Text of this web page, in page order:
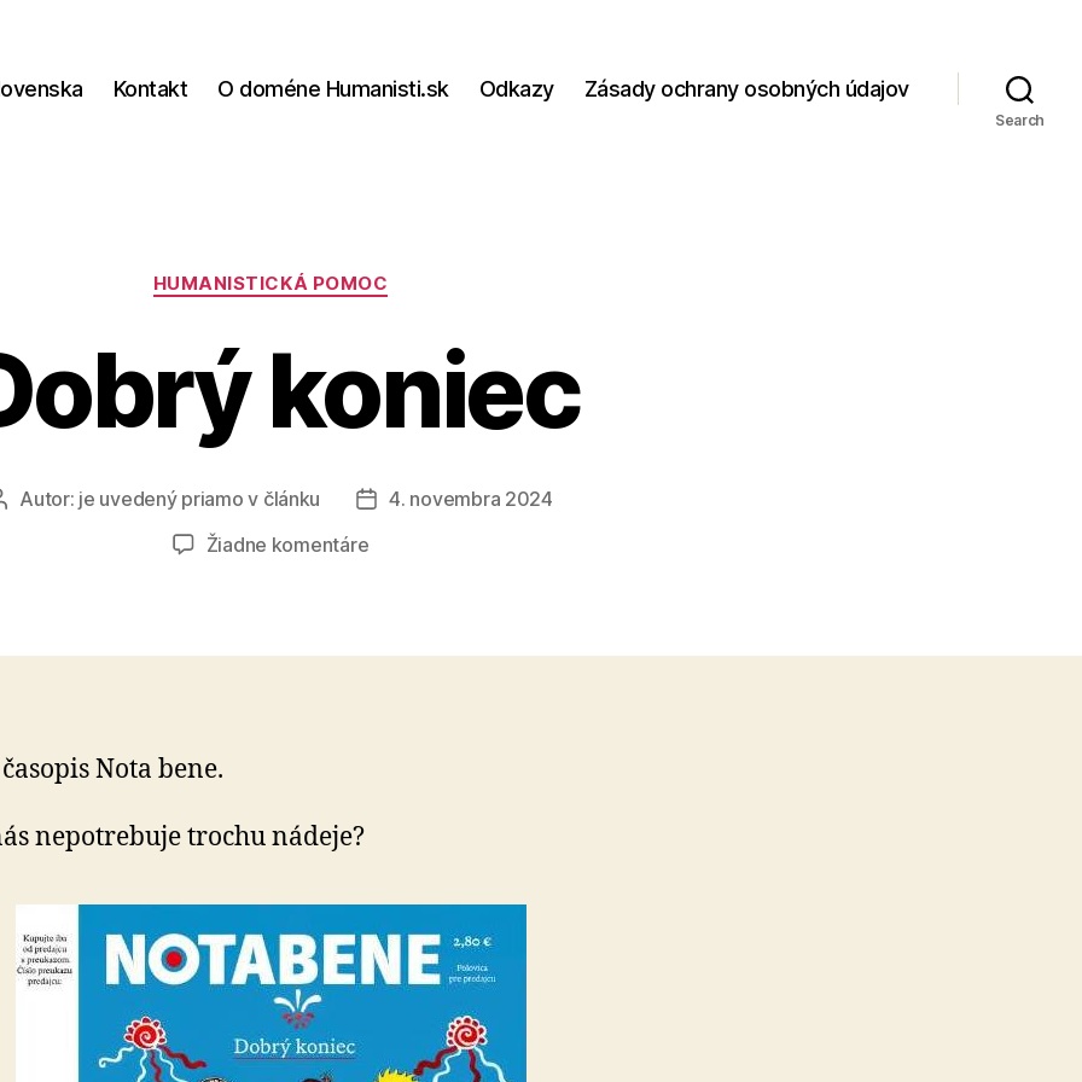
Kontakt O doméne Humanisti.sk Odkazy Zásady ochrany osobných údajov
Search
Kategórie
HUMANISTICKÁ POMOC
koniec
Autor: je uvedený priamo v článku
Dátum
4. novembra 2024
Žiadne komentárena
Nota bene.
nepotrebuje trochu nádeje?